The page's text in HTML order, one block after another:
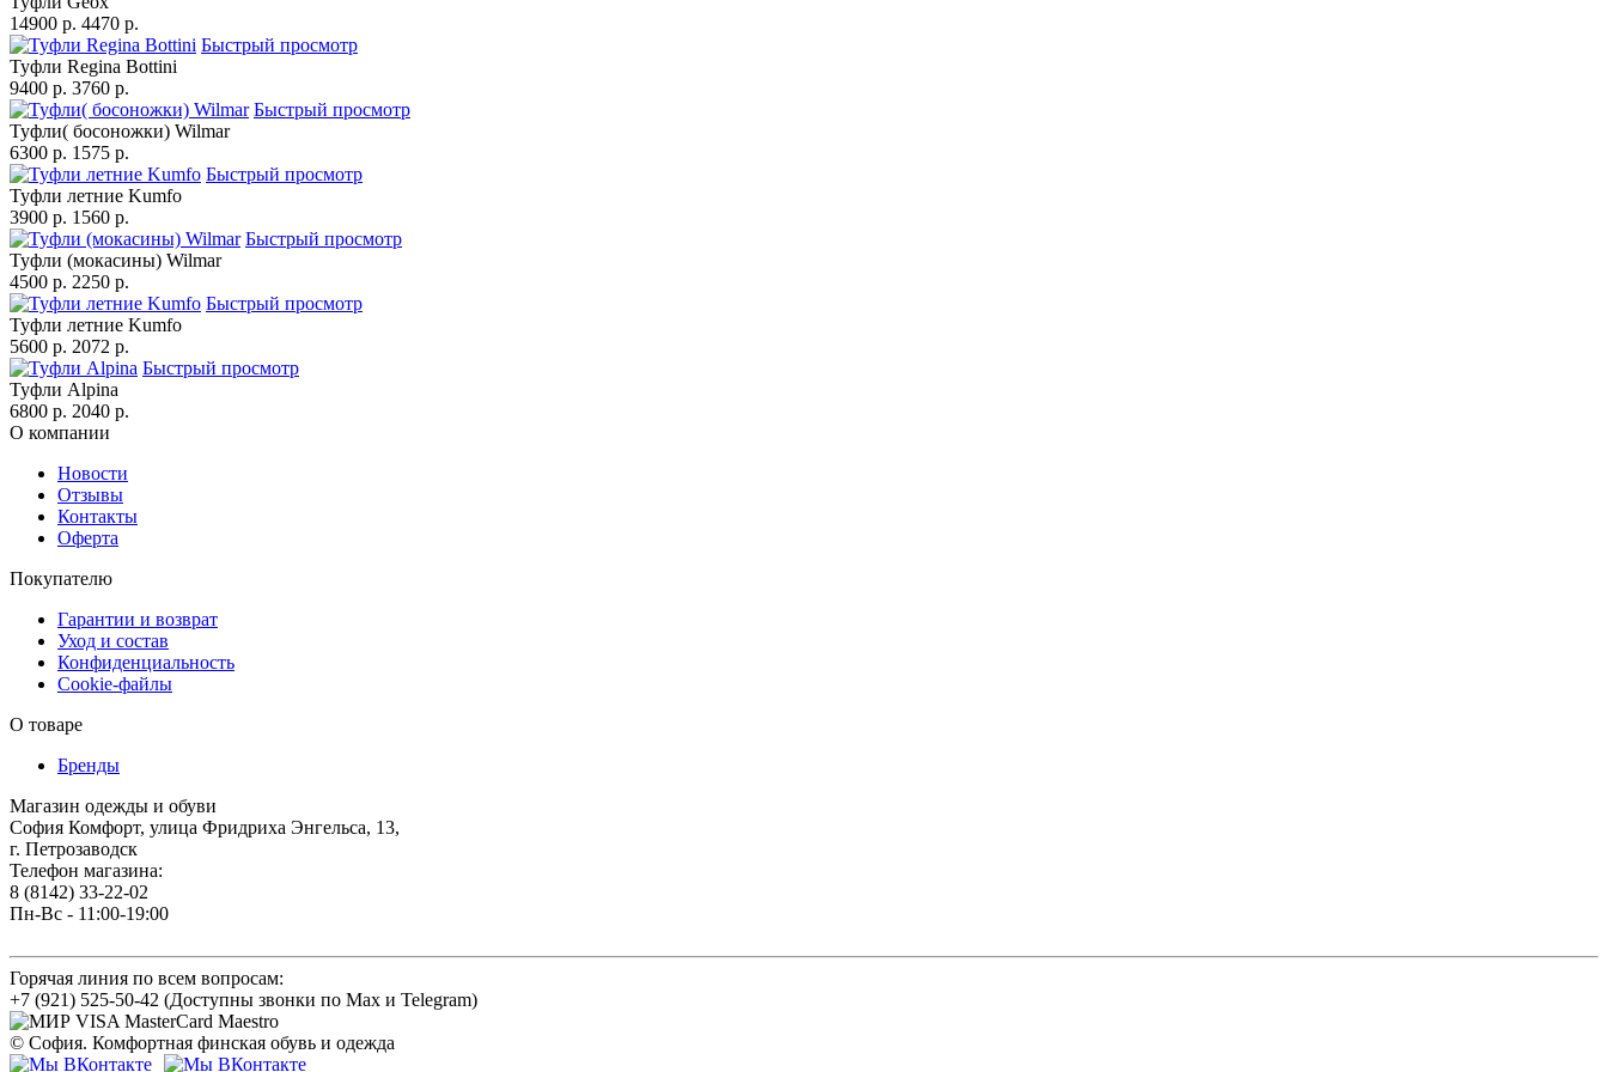
14900 p. 4470 p.
Быстрый просмотр
Туфли Regina Bottini
9400 p. 3760 p.
Быстрый просмотр
Туфли( босоножки) Wilmar
6300 p. 1575 p.
Быстрый просмотр
Туфли летние Kumfo
3900 p. 1560 p.
Быстрый просмотр
Туфли (мокасины) Wilmar
4500 p. 2250 p.
Быстрый просмотр
Туфли летние Kumfo
5600 p. 2072 p.
Быстрый просмотр
Туфли Alpina
6800 p. 2040 p.
О компании
Новости
Отзывы
Контакты
Оферта
Покупателю
Гарантии и возврат
Уход и состав
Конфиденциальность
Cookie-файлы
О товаре
Бренды
Магазин одежды и обуви
София Комфорт, улица Фридриха Энгельса, 13,
г. Петрозаводск
Телефон магазина:
8 (8142) 33-22-02
Пн-Вс - 11:00-19:00
Горячая линия по всем вопросам:
+7 (921) 525-50-42 (Доступны звонки по Max и Telegram)
© София. Комфортная финская обувь и одежда